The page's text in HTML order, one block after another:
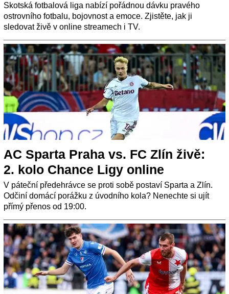
Skotská fotbalová liga nabízí pořádnou dávku pravého
ostrovního fotbalu, bojovnost a emoce. Zjistěte, jak ji
sledovat živě v online streamech i TV.
AC Sparta Praha vs. FC Zlín živě:
2. kolo Chance Ligy online
V páteční předehrávce se proti sobě postaví Sparta a Zlín.
Odčiní domácí porážku z úvodního kola? Nenechte si ujít
přímý přenos od 19:00.